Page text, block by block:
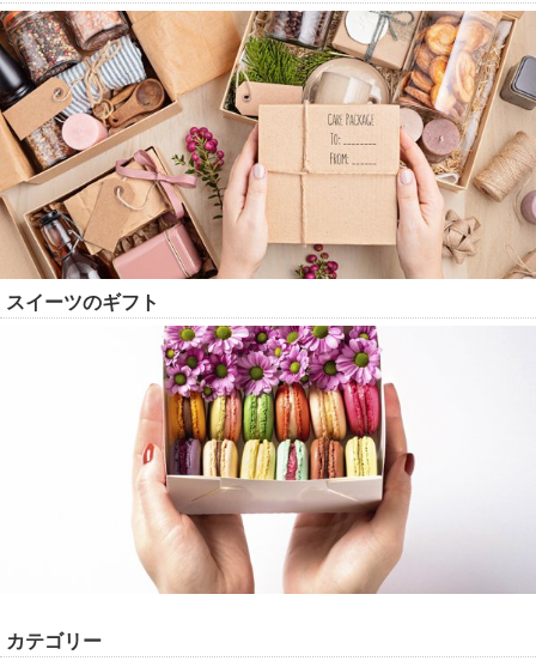
スイーツのギフト
カテゴリー